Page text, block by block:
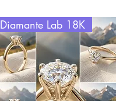
Diamante Lab 18K